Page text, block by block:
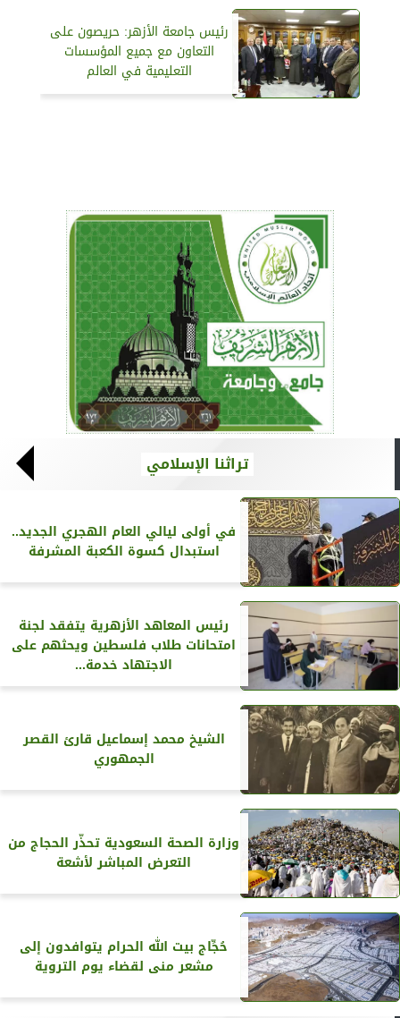
رئيس جامعة الأزهر: حريصون على
التعاون مع جميع المؤسسات
التعليمية في العالم
تراثنا الإسلامي
في أولى ليالي العام الهجري الجديد..
استبدال كسوة الكعبة المشرفة
رئيس المعاهد الأزهرية يتفقد لجنة
امتحانات طلاب فلسطين ويحثهم على
الاجتهاد خدمة...
الشيخ محمد إسماعيل قارئ القصر
الجمهوري
وزارة الصحة السعودية تحذّر الحجاج من
التعرض المباشر لأشعة
حُجِّاج بيت الله الحرام يتوافدون إلى
مشعر منى لقضاء يوم التروية